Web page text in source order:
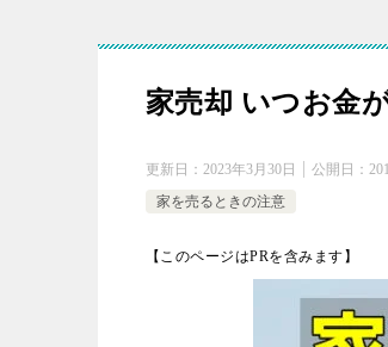
家売却 いつお金
更新日： 2023年3月30日 公開日：
家を売るときの注意
【このページはPRを含みます】